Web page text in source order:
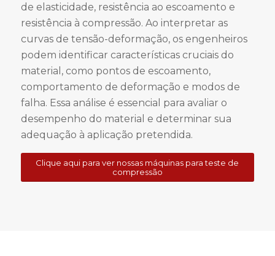
de elasticidade, resistência ao escoamento e
resistência à compressão. Ao interpretar as
curvas de tensão-deformação, os engenheiros
podem identificar características cruciais do
material, como pontos de escoamento,
comportamento de deformação e modos de
falha. Essa análise é essencial para avaliar o
desempenho do material e determinar sua
adequação à aplicação pretendida.
Clique aqui para ver nossas máquinas para teste de
compressão